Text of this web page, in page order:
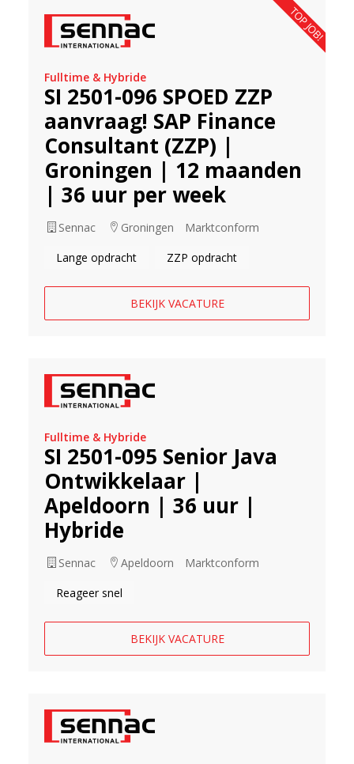
Fulltime & Hybride
SI 2501-096 SPOED ZZP
aanvraag! SAP Finance
Consultant (ZZP) |
Groningen | 12 maanden
| 36 uur per week
Sennac Groningen
Marktconform
Lange opdracht
ZZP opdracht
BEKIJK VACATURE
TOP JOB!
Fulltime & Hybride
SI 2501-095 Senior Java
Ontwikkelaar |
Apeldoorn | 36 uur |
Hybride
Sennac Apeldoorn
Marktconform
Reageer snel
BEKIJK VACATURE